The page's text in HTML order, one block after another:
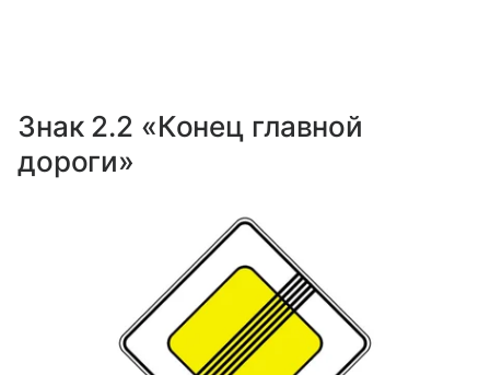
Знак 2.2 «Конец главной
дороги»